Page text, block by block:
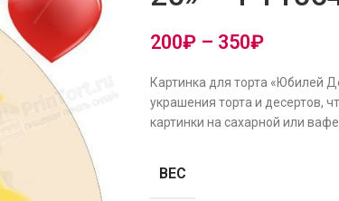
200₽ – 350₽
Картинка для торта «Юбилей
украшения торта и десертов,
картинки на сахарной или
ВЕС